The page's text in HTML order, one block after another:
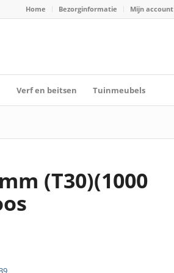
Home Bezorginformatie Mijn account
Verf en beitsen Tuinmeubels
(T30)(1000